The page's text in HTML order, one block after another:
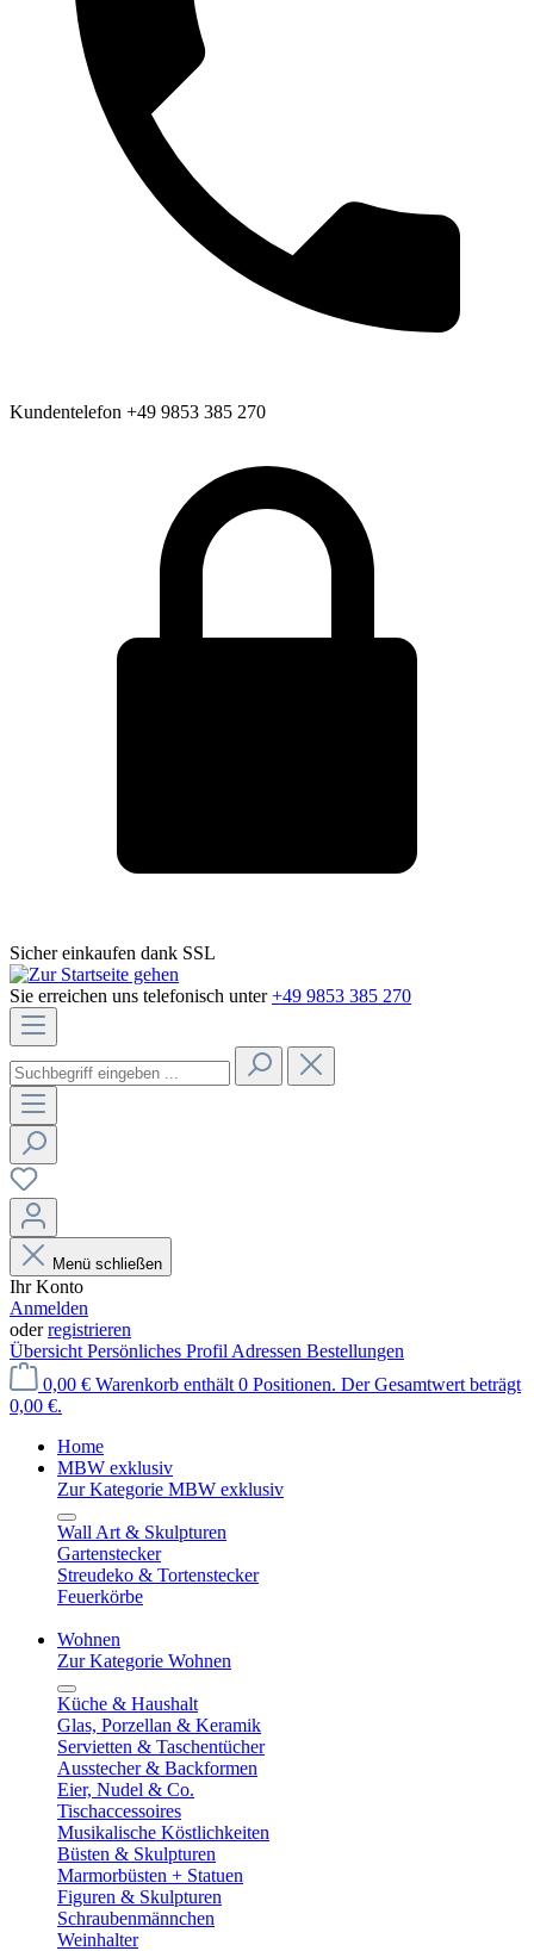
Kundentelefon +49 9853 385 270
Sicher einkaufen dank SSL
Sie erreichen uns telefonisch unter +49 9853 385 270
Menü schließen
Ihr Konto
Anmelden
oderregistrieren
Übersicht Persönliches Profil Adressen Bestellungen
0,00 € Warenkorb enthält 0 Positionen. Der Gesamtwert beträgt
0,00 €.
Home
MBW exklusiv
Zur Kategorie MBW exklusiv
Wall Art & Skulpturen
Gartenstecker
Streudeko & Tortenstecker
Feuerkörbe
Wohnen
Zur Kategorie Wohnen
Küche & Haushalt
Glas, Porzellan & Keramik
Servietten & Taschentücher
Ausstecher & Backformen
Eier, Nudel & Co.
Tischaccessoires
Musikalische Köstlichkeiten
Büsten & Skulpturen
Marmorbüsten + Statuen
Figuren & Skulpturen
Schraubenmännchen
Weinhalter